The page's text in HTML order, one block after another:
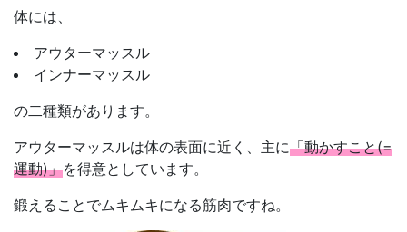
体には、
アウターマッスル
インナーマッスル
の二種類があります。
アウターマッスルは体の表面に近く、主に「動かすこと(=
運動)」を得意としています。
鍛えることでムキムキになる筋肉ですね。